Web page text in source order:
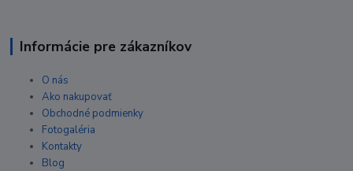
Informácie pre zákazníkov
O nás
Ako nakupovať
Obchodné podmienky
Fotogaléria
Kontakty
Blog